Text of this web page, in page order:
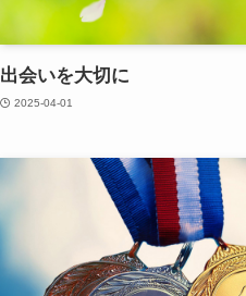
出会いを大切に
2025-04-01